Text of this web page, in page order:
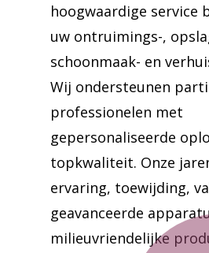
hoogwaardige service
uw ontruimings-,
schoonmaak- en
Wij ondersteunen
professionelen met
gepersonaliseerde
topkwaliteit. Onze
ervaring, toewijding,
geavanceerde
milieuvriendelijke